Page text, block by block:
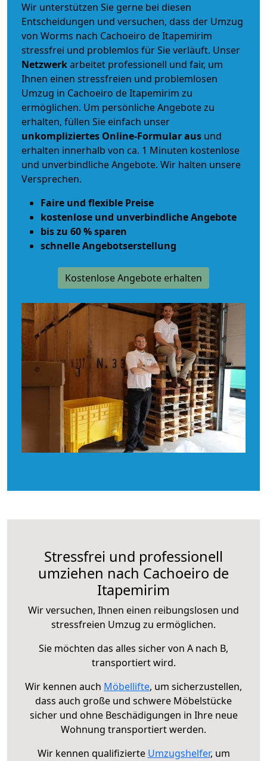
Wir unterstützen Sie gerne bei diesen
Entscheidungen und versuchen, dass der Umzug
von Worms nach Cachoeiro de Itapemirim
stressfrei und problemlos für Sie verläuft. Unser
Netzwerkarbeitet professionell und fair, um
Ihnen einen stressfreien und problemlosen
Umzug in Cachoeiro de Itapemirim zu
ermöglichen. Um persönliche Angebote zu
erhalten, füllen Sie einfach unser
unkompliziertes Online-Formular aus und
erhalten innerhalb von ca. 1 Minuten kostenlose
und unverbindliche Angebote. Wir halten unsere
Versprechen.
Faire und flexible Preise
kostenlose und unverbindliche Angebote
bis zu 60 % sparen
schnelle Angebotserstellung
Kostenlose Angebote erhalten
Stressfrei und professionell
umziehen nach Cachoeiro de
Itapemirim
Wir versuchen, Ihnen einen reibungslosen und
stressfreien Umzug zu ermöglichen.
Sie möchten das alles sicher von A nach B,
transportiert wird.
Wir kennen auch Möbellifte, um sicherzustellen,
dass auch große und schwere Möbelstücke
sicher und ohne Beschädigungen in Ihre neue
Wohnung transportiert werden.
Wir kennen qualifizierte Umzugshelfer, um